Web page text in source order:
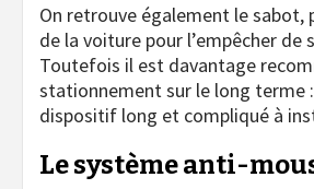
On retrouve également le sabot,
de la voiture pour l’empêcher de
Toutefois il est davantage
stationnement sur le long terme :
dispositif long et compliqué à
Le système anti-